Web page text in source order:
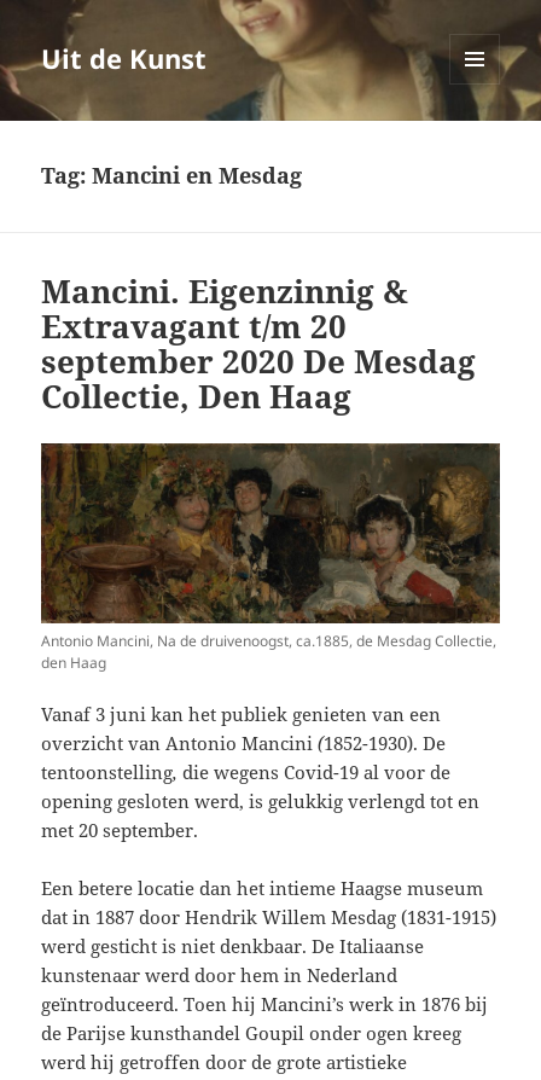
Uit de Kunst
MENU
EN
Tag:Mancini en Mesdag
Mancini. Eigenzinnig &
Extravagant t/m 20
september 2020 De Mesdag
Collectie, Den Haag
Antonio Mancini, Na de druivenoogst, ca.1885, de Mesdag Collectie,
den Haag
Vanaf 3 juni kan het publiek genieten van een
overzicht van Antonio Mancini (1852-1930). De
tentoonstelling,die wegens Covid-19 al voor de
opening gesloten werd, is gelukkig verlengd tot en
met 20 september.
Een betere locatie dan het intieme Haagse museum
dat in 1887 door Hendrik Willem Mesdag (1831-1915)
werd gesticht is niet denkbaar. De Italiaanse
kunstenaar werd door hem in Nederland
geïntroduceerd. Toen hij Mancini’s werk in 1876 bij
de Parijse kunsthandel Goupil onder ogen kreeg
werd hij getroffen door de grote artistieke